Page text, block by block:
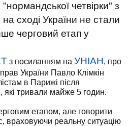
четвірки" з
сході України не стали
черговий етап у
з посиланням на УНІАН, про
України Павло Клімкін
в Парижі після
тривали майже 5 годин.
етапом, але говорити
враховуючи реальну ситуацію